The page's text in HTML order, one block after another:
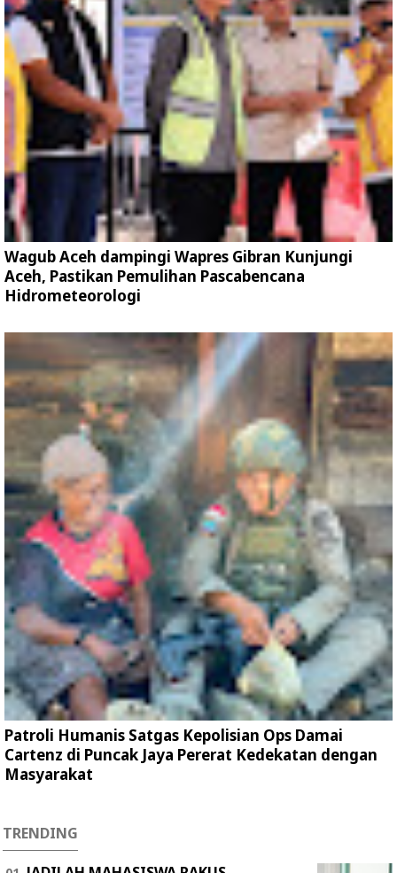
Wagub Aceh dampingi Wapres Gibran Kunjungi
Aceh, Pastikan Pemulihan Pascabencana
Hidrometeorologi
Patroli Humanis Satgas Kepolisian Ops Damai
Cartenz di Puncak Jaya Pererat Kedekatan dengan
Masyarakat
TRENDING